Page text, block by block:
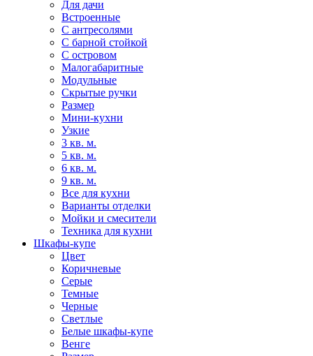
Для дачи
Встроенные
С антресолями
С барной стойкой
С островом
Малогабаритные
Модульные
Скрытые ручки
Размер
Мини-кухни
Узкие
3 кв. м.
5 кв. м.
6 кв. м.
9 кв. м.
Все для кухни
Варианты отделки
Мойки и смесители
Техника для кухни
Шкафы-купе
Цвет
Коричневые
Серые
Темные
Черные
Светлые
Белые шкафы-купе
Венге